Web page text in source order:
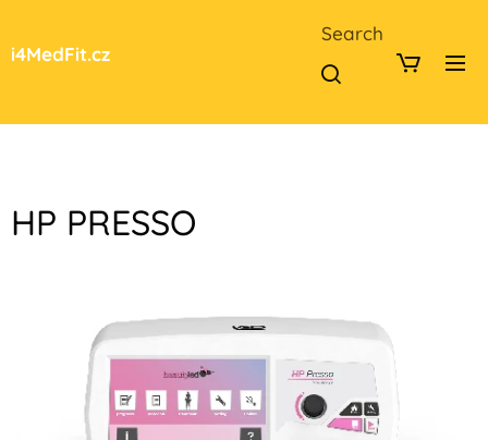
i4MedFit.cz
Search
HP PRESSO